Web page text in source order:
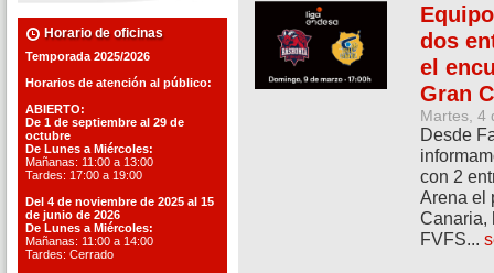
Horario de oficinas
Temporada 2025/2026
Horarios de atención al público:
ABIERTO:
De 1 de septiembre al 29 de
octubre
De Lunes a Miércoles:
Mañanas: 11:00 a 13:00
Tardes: 17:00 a 19:00
Del 4 de noviembre de 2025 al 15
de junio de 2026
De Lunes a Miércoles:
Mañanas: 11:00 a 14:00
Tardes: Cerrado
dos
el
Gran
Martes, 4
Desde
con 2
Arena el
Canaria,
FVFS...